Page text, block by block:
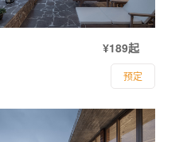
¥189起
预定